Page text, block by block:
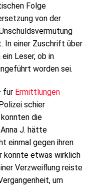
Folge
von der
In einer Zuschrift über
Leser, ob in
worden sei.
für Ermittlungen
schier
die
J. hätte
einmal gegen ihren
konnte etwas wirklich
Verzweiflung reiste
um